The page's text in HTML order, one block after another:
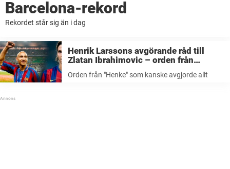
Barcelona-rekord
Rekordet står sig än i dag
Henrik Larssons avgörande råd till
Zlatan Ibrahimovic – orden från
”Henke” som kanske avgjorde allt
Orden från "Henke" som kanske avgjorde allt